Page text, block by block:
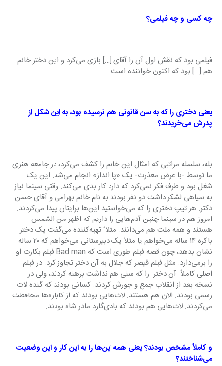
چه کسی و چه فیلمی؟
فیلمی بود که نقش اول آن را آقای […] بازی می‌کرد و این دختر خانم
هم […] بود که اکنون خواننده است.
یعنی دختری را که به سن قانونی هم نرسیده بود، به این شکل از
پدرش می‌خریدند؟
بله، سلسله مراتبی که امثال این خانم را کشف می‌کرد، در جامعه هنری
ما توسط -با عرض معذرت- یک «پا انداز» انجام می‌شد. این یک
شغل بود و طرف فکر نمی‌کرد که دارد کار بدی می‌کند. وقتی سینما نیاز
به سیاهی لشکر داشت دو نفر بودند به نام خانم بهرامی و آقای حسن
دکتر. هر تیپ دختری را که می‌خواستید این‌ها برایتان پیدا می‌کردند.
امروز هم در سینما چنین آدم‌هایی را داریم که اظهر من الشمس
هستند و همه ملت هم می‌دانند. مثلا ً تهیه‌کننده می‌گفت یک دختر
باکره ۱۴ ساله می‌خواهم یا مثلاً یک دبیرستانی می‌خواهم که ۲۰ ساله
نشان بدهد، چون قصه فیلم طوری است که Bad man فیلم بکارت او
را برمی‌دارد. مثل فیلم قیصر که جلال به آن دختر تجاوز کرد. در فیلم
اصلی کاملاً  آن دختر  را که سنی هم نداشت برهنه کردند، ولی در
نسخه بعد از انقلاب جمع و جورش کردند. کسانی بودند که گنده لات
رسمی بودند. الان هم هستند. لات‌هایی بودند که از کاباره‌ها محافظت
می‌کردند. لات‌هایی هم بودند که بادی‌گارد مادر شاه بودند.
و کاملاً مشخص بودند؟ یعنی همه این‌ها را به این کار و این وضعیت
می‌شناختند؟